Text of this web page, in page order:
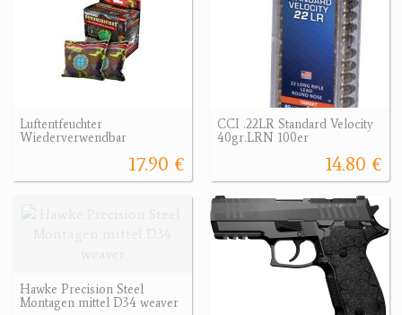
Luftentfeuchter
Wiederverwendbar
17.90 €
CCI .22LR Standard Velocity
40gr.LRN 100er
14.80 €
Hawke Precision Steel
Montagen mittel D34 weaver